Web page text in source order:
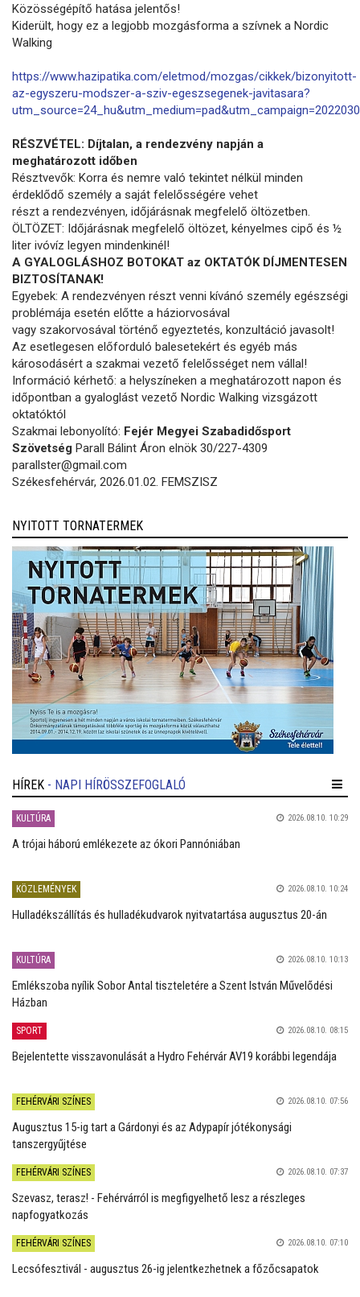
Közösségépítő hatása jelentős!
Kiderült, hogy ez a legjobb mozgásforma a szívnek a Nordic
Walking
https://www.hazipatika.com/eletmod/mozgas/cikkek/bizonyitott-
az-egyszeru-modszer-a-sziv-egeszsegenek-javitasara?
RÉSZVÉTEL: Díjtalan, a rendezvény napján a
meghatározott időben
Résztvevők: Korra és nemre való tekintet nélkül minden
érdeklődő személy a saját felelősségére vehet
részt a rendezvényen, időjárásnak megfelelő öltözetben.
ÖLTÖZET: Időjárásnak megfelelő öltözet, kényelmes cipő és ½
liter ivóvíz legyen mindenkinél!
A GYALOGLÁSHOZ BOTOKAT az OKTATÓK DÍJMENTESEN
BIZTOSÍTANAK!
Egyebek: A rendezvényen részt venni kívánó személy egészségi
problémája esetén előtte a háziorvosával
vagy szakorvosával történő egyeztetés, konzultáció javasolt!
Az esetlegesen előforduló balesetekért és egyéb más
károsodásért a szakmai vezető felelősséget nem vállal!
Információ kérhető: a helyszíneken a meghatározott napon és
időpontban a gyaloglást vezető Nordic Walking vizsgázott
oktatóktól
Szakmai lebonyolító: Fejér Megyei Szabadidősport
Szövetség Parall Bálint Áron elnök 30/227-4309
parallster@gmail.com
Székesfehérvár, 2026.01.02. FEMSZISZ
NYITOTT TORNATERMEK
HÍREK - NAPI HÍRÖSSZEFOGLALÓ
KULTÚRA 2026.08.10. 10:29
A trójai háború emlékezete az ókori Pannóniában
KÖZLEMÉNYEK 2026.08.10. 10:24
Hulladékszállítás és hulladékudvarok nyitvatartása augusztus 20-án
KULTÚRA 2026.08.10. 10:13
Emlékszoba nyílik Sobor Antal tiszteletére a Szent István Művelődési
Házban
SPORT 2026.08.10. 08:15
Bejelentette visszavonulását a Hydro Fehérvár AV19 korábbi legendája
FEHÉRVÁRI SZÍNES 2026.08.10. 07:56
Augusztus 15-ig tart a Gárdonyi és az Adypapír jótékonysági
tanszergyűjtése
FEHÉRVÁRI SZÍNES 2026.08.10. 07:37
Szevasz, terasz! - Fehérvárról is megfigyelhető lesz a részleges
napfogyatkozás
FEHÉRVÁRI SZÍNES 2026.08.10. 07:10
Lecsófesztivál - augusztus 26-ig jelentkezhetnek a főzőcsapatok